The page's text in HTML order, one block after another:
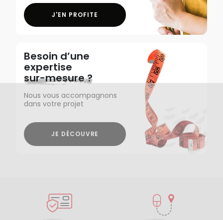
J'EN PROFITE
Besoin d’une
expertise
sur-mesure ?
Nous vous accompagnons
dans votre projet
JE DÉCOUVRE